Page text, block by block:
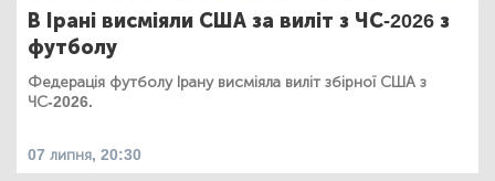
В Ірані висміяли США за виліт з ЧС-2026 з
футболу
Федерація футболу Ірану висміяла виліт збірної США з
ЧС-2026.
07 липня, 20:30